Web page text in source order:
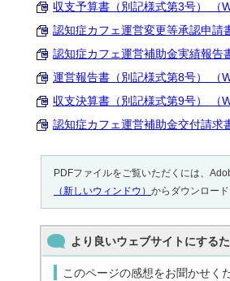
収支予算書（別記様式第3号） （
認知症カフェ運営変更等承認申請
認知症カフェ運営補助金実績報告
運営報告書（別記様式第8号） （
収支決算書（別記様式第9号） （
認知症カフェ運営補助金交付請求
PDFファイルをご覧いただくには、
（新しいウィンドウ） からダウンロー
より良いウェブサイトにする
このページの感想をお聞かせく